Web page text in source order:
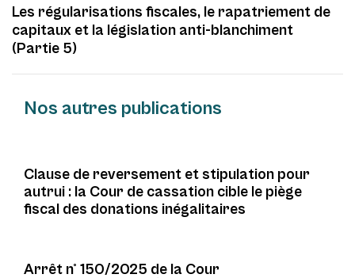
r
t
i
c
x
t
A
r
t
Les régularisations fiscales, le rapatriement de
capitaux et la législation anti-blanchiment
(Partie 5)
Nos autres publications
Non classé
Clause de reversement et stipulation pour
autrui : la Cour de cassation cible le piège
fiscal des donations inégalitaires
Non classé
Arrêt n° 150/2025 de la Cour